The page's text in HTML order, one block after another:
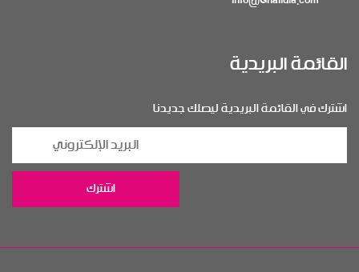
القائمة البريدية
اشترك في القائمة البريدية ليصلك جديدنا